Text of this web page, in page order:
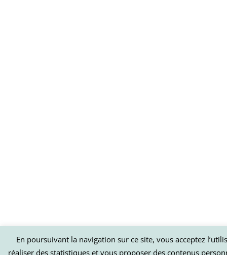
En poursuivant la navigation sur ce site, vous acceptez
réaliser des statistiques et vous proposer des contenus